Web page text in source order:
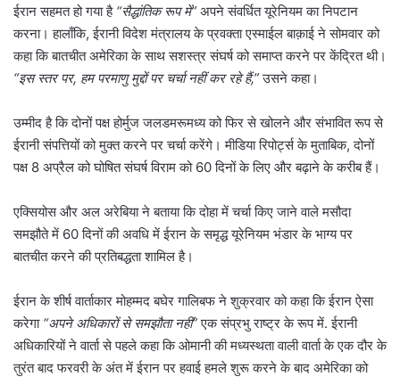
ईरान सहमत हो गया है “सैद्धांतिक रूप में” अपने संवर्धित यूरेनियम का निपटान
करना। हालाँकि, ईरानी विदेश मंत्रालय के प्रवक्ता एस्माईल बाक़ाई ने सोमवार को
कहा कि बातचीत अमेरिका के साथ सशस्त्र संघर्ष को समाप्त करने पर केंद्रित थी।
“इस स्तर पर, हम परमाणु मुद्दों पर चर्चा नहीं कर रहे हैं,”उसने कहा।
उम्मीद है कि दोनों पक्ष होर्मुज जलडमरूमध्य को फिर से खोलने और संभावित रूप से
ईरानी संपत्तियों को मुक्त करने पर चर्चा करेंगे। मीडिया रिपोर्ट्स के मुताबिक, दोनों
पक्ष 8 अप्रैल को घोषित संघर्ष विराम को 60 दिनों के लिए और बढ़ाने के करीब हैं।
एक्सियोस और अल अरेबिया ने बताया कि दोहा में चर्चा किए जाने वाले मसौदा
समझौते में 60 दिनों की अवधि में ईरान के समृद्ध यूरेनियम भंडार के भाग्य पर
बातचीत करने की प्रतिबद्धता शामिल है।
ईरान के शीर्ष वार्ताकार मोहम्मद बघेर गालिबफ ने शुक्रवार को कहा कि ईरान ऐसा
करेगा “अपने अधिकारों से समझौता नहीं”एक संप्रभु राष्ट्र के रूप में. ईरानी
अधिकारियों ने वार्ता से पहले कहा कि ओमानी की मध्यस्थता वाली वार्ता के एक दौर के
तुरंत बाद फरवरी के अंत में ईरान पर हवाई हमले शुरू करने के बाद अमेरिका को